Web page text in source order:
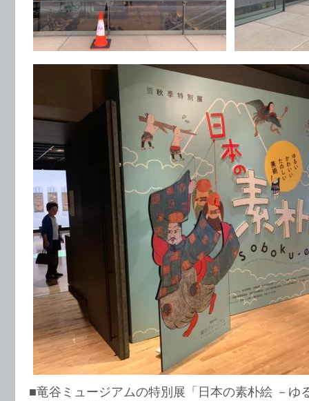
■竜谷ミュージアムの特別展「日本の素朴絵 －ゆ